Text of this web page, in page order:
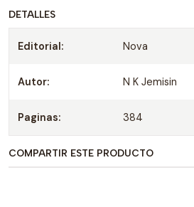
DETALLES
Editorial: Nova
Autor: N K Jemisin
Paginas: 384
COMPARTIR ESTE PRODUCTO